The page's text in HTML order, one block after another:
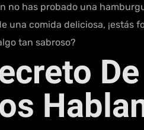
no has probado una
una comida deliciosa, ¡estás
tan sabroso?